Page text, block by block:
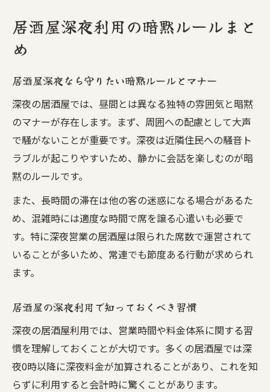
居酒屋深夜利用の暗黙ルールまと
め
居酒屋深夜なら守りたい暗黙ルールとマナー
深夜の居酒屋では、昼間とは異なる独特の雰囲気と暗黙
のマナーが存在します。まず、周囲への配慮として大声
で騒がないことが重要です。深夜は近隣住民への騒音ト
ラブルが起こりやすいため、静かに会話を楽しむのが暗
黙のルールです。
また、長時間の滞在は他の客の迷惑になる場合があるた
め、混雑時には適度な時間で席を譲る心遣いも必要で
す。特に深夜営業の居酒屋は限られた席数で運営されて
いることが多いため、常連でも節度ある行動が求められ
ます。
居酒屋の深夜利用で知っておくべき習慣
深夜の居酒屋利用では、営業時間や料金体系に関する習
慣を理解しておくことが大切です。多くの居酒屋では深
夜0時以降に深夜料金が加算されることがあり、これを知
らずに利用すると会計時に驚くことがあります。